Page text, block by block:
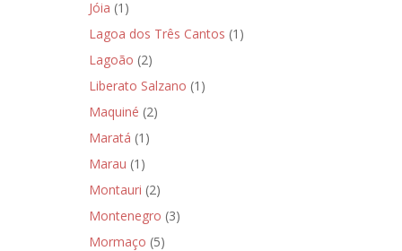
Jóia (1)
Lagoa dos Três Cantos (1)
Lagoão (2)
Liberato Salzano (1)
Maquiné (2)
Maratá (1)
Marau (1)
Montauri (2)
Montenegro (3)
Mormaço (5)